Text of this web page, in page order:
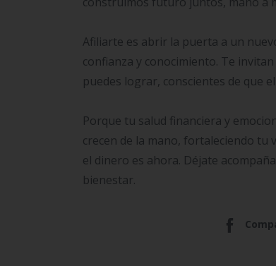
Afiliarte es abrir la puerta a un
confianza y conocimiento. Te
puedes lograr, conscientes de que
Porque tu salud financiera y
crecen de la mano, fortaleciendo tu
el dinero es ahora. Déjate
bienestar.